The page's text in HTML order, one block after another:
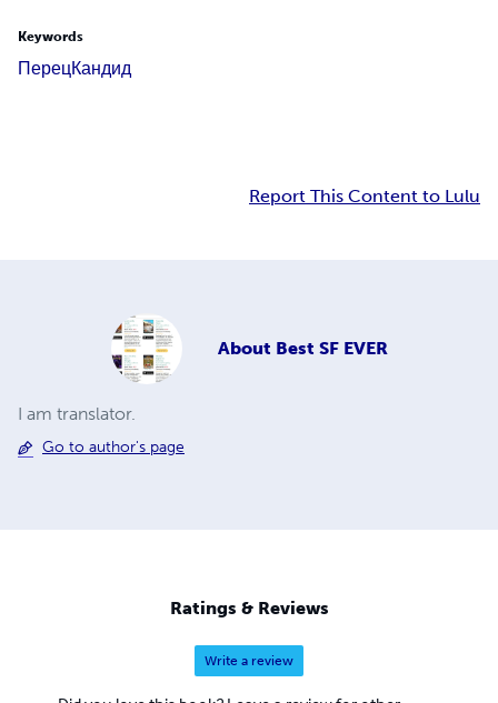
Keywords
ПерецКандид
Report This Content to Lulu
About Best SF EVER
I am translator.
Go to author's page
Ratings & Reviews
Write a review